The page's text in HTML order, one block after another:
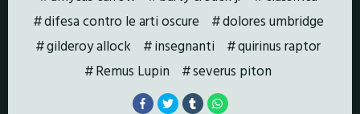
difesa contro le arti oscure
dolores umbridge
gilderoy allock
insegnanti
quirinus raptor
Remus Lupin
severus piton